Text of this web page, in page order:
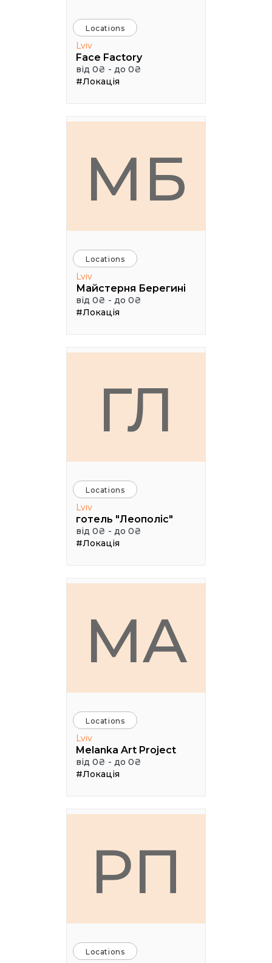
Locations
Lviv
Face Factory
від 0₴ - до 0₴
#Локація
МБ
Locations
Lviv
Майстерня Берегині
від 0₴ - до 0₴
#Локація
ГЛ
Locations
Lviv
готель "Леополіс"
від 0₴ - до 0₴
#Локація
MA
Locations
Lviv
Melanka Art Project
від 0₴ - до 0₴
#Локація
РП
Locations